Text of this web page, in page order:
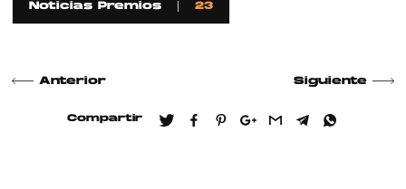
Noticias Premios 23
Anterior Siguiente
Compartir